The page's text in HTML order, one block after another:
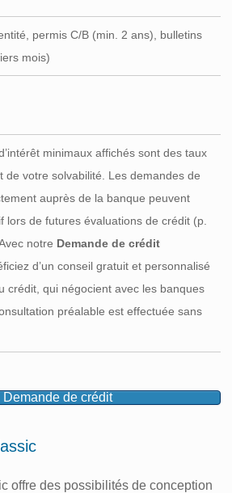
permis C/B (min. 2 ans), bulletins
mois)
minimaux affichés sont des taux
de votre solvabilité. Les demandes de
auprès de la banque peuvent
lors de futures évaluations de crédit (p.
notre Demande de crédit
d’un conseil gratuit et personnalisé
crédit, qui négocient avec les banques
préalable est effectuée sans
Demande de crédit
offre des possibilités de conception